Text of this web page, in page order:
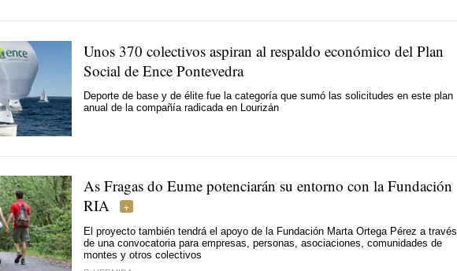
Unos 370 colectivos aspiran al respaldo económico del Plan
Social de Ence Pontevedra
Deporte de base y de élite fue la categoría que sumó las solicitudes en este plan
anual de la compañía radicada en Lourizán
As Fragas do Eume potenciarán su entorno con la Fundación
RIA
El proyecto también tendrá el apoyo de la Fundación Marta Ortega Pérez a través
de una convocatoria para empresas, personas, asociaciones, comunidades de
montes y otros colectivos